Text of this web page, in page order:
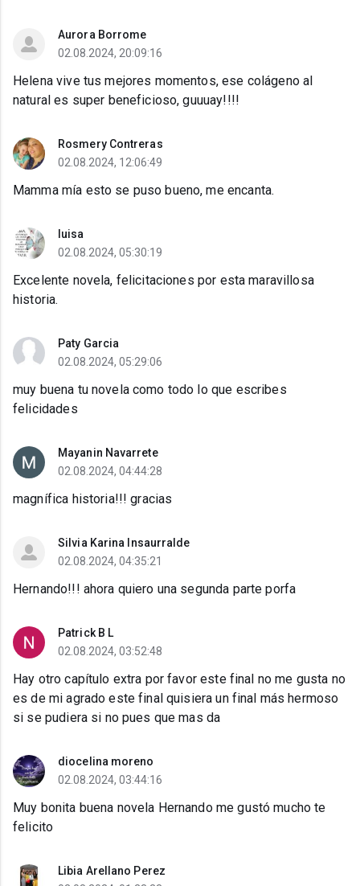
Aurora Borrome
02.08.2024, 20:09:16
Helena vive tus mejores momentos, ese colágeno al
natural es super beneficioso, guuuay!!!!
Rosmery Contreras
02.08.2024, 12:06:49
Mamma mía esto se puso bueno, me encanta.
luisa
02.08.2024, 05:30:19
Excelente novela, felicitaciones por esta maravillosa
historia.
Paty Garcia
02.08.2024, 05:29:06
muy buena tu novela como todo lo que escribes
felicidades
Mayanin Navarrete
02.08.2024, 04:44:28
magnífica historia!!! gracias
Silvia Karina Insaurralde
02.08.2024, 04:35:21
Hernando!!! ahora quiero una segunda parte porfa
Patrick B L
02.08.2024, 03:52:48
Hay otro capítulo extra por favor este final no me gusta no
es de mi agrado este final quisiera un final más hermoso
si se pudiera si no pues que mas da
diocelina moreno
02.08.2024, 03:44:16
Muy bonita buena novela Hernando me gustó mucho te
felicito
Libia Arellano Perez